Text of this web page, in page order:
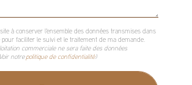
à conserver l'ensemble des données transmises dans
pour faciliter le suivi et le traitement de ma demande.
commerciale ne sera faite des données
notre politique de confidentialité)